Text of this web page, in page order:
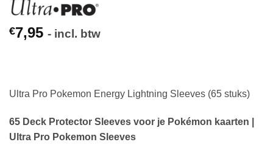
€7,95 - incl. btw
Ultra Pro Pokemon Energy Lightning Sleeves (65 stuks)
65 Deck Protector Sleeves voor je Pokémon kaarten |
Ultra Pro Pokemon Sleeves